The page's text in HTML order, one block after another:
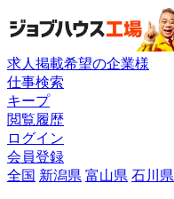
求人掲載希望の企業様
仕事検索
キープ
閲覧履歴
ログイン
会員登録
全国 新潟県 富山県 石川県